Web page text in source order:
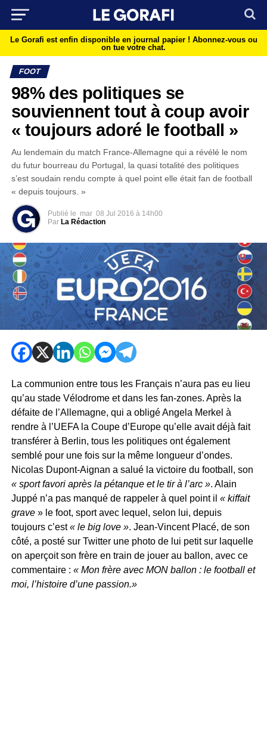
Le Gorafi est enfin disponible en journal papier ! Abonnez-vous ou
on tue votre chat.
FOOT
98% des politiques se
souviennent tout à coup avoir
« toujours adoré le football »
Au lendemain du match France-Allemagne qui a révélé le nom
du futur bourreau du Portugal, la quasi totalité des politiques
s’est soudain rendu compte à quel point elle était fan de football
« depuis toujours. »
Publié le mar 08 Jul 2016 à 14h00
Par La Rédaction
La communion entre tous les Français n’aura pas eu lieu
qu’au stade Vélodrome et dans les fan-zones. Après la
défaite de l’Allemagne, qui a obligé Angela Merkel à
rendre à l’UEFA la Coupe d’Europe qu’elle avait déjà fait
transférer à Berlin, tous les politiques ont également
semblé pour une fois sur la même longueur d’ondes.
Nicolas Dupont-Aignan a salué la victoire du football, son
« sport favori après la pétanque et le tir à l’arc ». Alain
Juppé n’a pas manqué de rappeler à quel point il « kiffait
grave» le foot, sport avec lequel, selon lui, depuis
toujours c’est« le big love ». Jean-Vincent Placé, de son
côté, a posté sur Twitter une photo de lui petit sur laquelle
on aperçoit son frère en train de jouer au ballon, avec ce
commentaire : « Mon frère avec MON ballon : le football et
moi, l’histoire d’une passion.»